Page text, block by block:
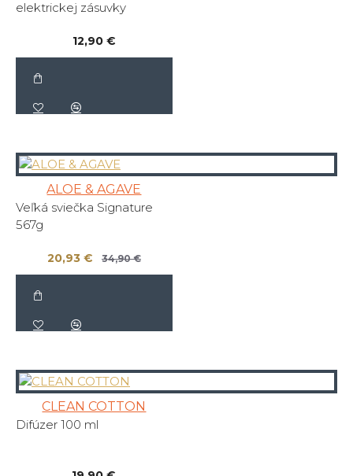
elektrickej zásuvky
12,90 €
ALOE & AGAVE
Veľká sviečka Signature
567g
20,93 € 34,90 €
CLEAN COTTON
Difúzer 100 ml